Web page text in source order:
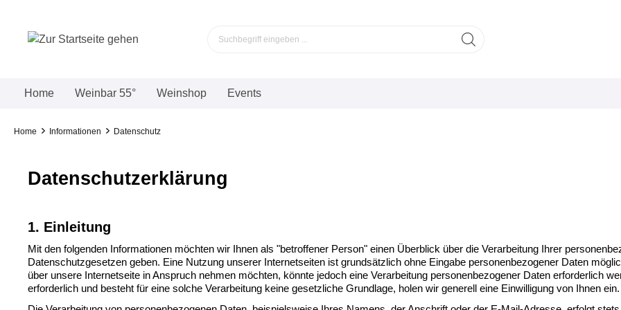
Home Weinbar 55° Weinshop Events
Home Informationen Datenschutz
Datenschutzerklärung
1. Einleitung
Mit den folgenden Informationen möchten wir Ihnen als "betroffener Person" einen Überblick über die Verarbeitung Ihrer
Datenschutzgesetzen geben. Eine Nutzung unserer Internetseiten ist grundsätzlich ohne Eingabe personenbezogener Daten
über unsere Internetseite in Anspruch nehmen möchten, könnte jedoch eine Verarbeitung personenbezogener Daten erforderlich
erforderlich und besteht für eine solche Verarbeitung keine gesetzliche Grundlage, holen wir generell eine Einwilligung von Ihnen ein.